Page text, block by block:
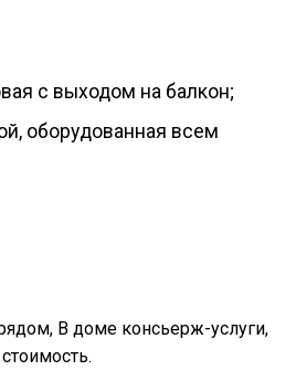
с выходом на балкон;
оборудованная всем
В доме консьерж-услуги,